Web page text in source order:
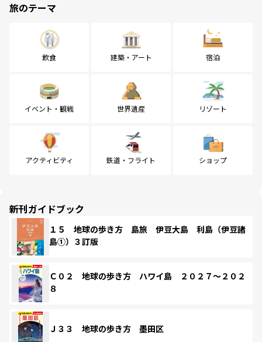
旅のテーマ
飲食 建築・アート 宿泊
イベント・観戦 世界遺産 リゾート
アクティビティ 鉄道・フライト ショップ
新刊ガイドブック
１５ 地球の歩き方 島旅 伊豆大島 利島（伊豆諸
島①）３訂版
Ｃ０２ 地球の歩き方 ハワイ島 ２０２７～２０２
８
Ｊ３３ 地球の歩き方 墨田区